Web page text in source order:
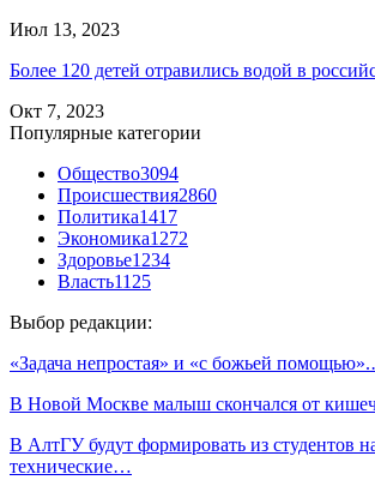
Июл 13, 2023
Более 120 детей отравились водой в
Окт 7, 2023
Популярные категории
Общество3094
Происшествия2860
Политика1417
Экономика1272
Здоровье1234
Власть1125
Выбор редакции:
«Задача непростая» и «с божьей
В Новой Москве малыш скончался от
В АлтГУ будут формировать из студентов
технические…